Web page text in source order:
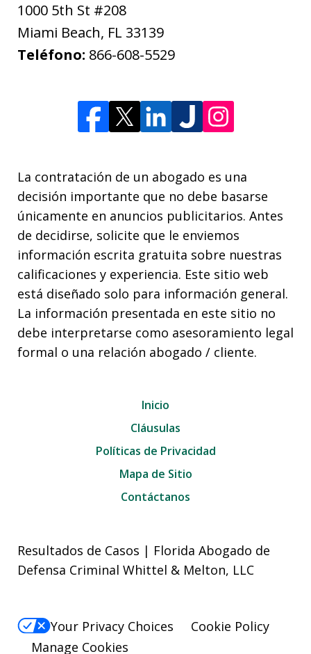
1000 5th St #208
Miami Beach, FL 33139
Teléfono: 866-608-5529
La contratación de un abogado es una
decisión importante que no debe basarse
únicamente en anuncios publicitarios. Antes
de decidirse, solicite que le enviemos
información escrita gratuita sobre nuestras
calificaciones y experiencia. Este sitio web
está diseñado solo para información general.
La información presentada en este sitio no
debe interpretarse como asesoramiento legal
formal o una relación abogado / cliente.
Inicio
Cláusulas
Políticas de Privacidad
Mapa de Sitio
Contáctanos
Resultados de Casos | Florida Abogado de
Defensa Criminal Whittel & Melton, LLC
Your Privacy Choices
Cookie Policy
Manage Cookies